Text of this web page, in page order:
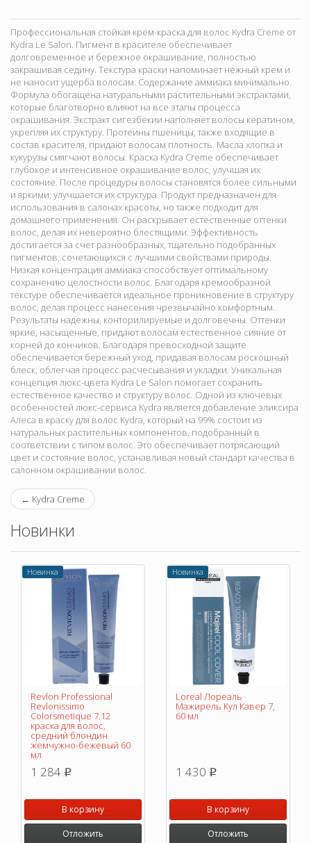
Профессиональная стойкая крем-краска для волос Kydra Creme от
Kydra Le Salon. Пигмент в красителе обеспечивает
долговременное и бережное окрашивание, полностью
закрашивая седину. Текстура краски напоминает нежный крем и
не наносит ущерба волосам. Содержание аммиака минимально.
Формула обогащена натуральными растительными экстрактами,
которые благотворно влияют на все этапы процесса
окрашивания. Экстракт сигезбекии наполняет волосы кератином,
укрепляя их структуру. Протеины пшеницы, также входящие в
состав красителя, придают волосам плотность. Масла хлопка и
кукурузы смягчают волосы. Краска Kydra Creme обеспечивает
глубокое и интенсивное окрашивание волос, улучшая их
состояние. После процедуры волосы становятся более сильными
и яркими, улучшается их структура. Продукт предназначен для
использования в салонах красоты, но также подходит для
домашнего применения. Он раскрывает естественные оттенки
волос, делая их невероятно блестящими. Эффективность
достигается за счет разнообразных, тщательно подобранных
пигментов, сочетающихся с лучшими свойствами природы.
Низкая концентрация аммиака способствует оптимальному
сохранению целостности волос. Благодаря кремообразной
текстуре обеспечивается идеальное проникновение в структуру
волос, делая процесс нанесения чрезвычайно комфортным.
Результаты надежны, конторилируемые и долговечны. Оттенки
яркие, насыщенные, придают волосам естественное сияние от
корней до кончиков. Благодаря превосходной защите
обеспечивается бережный уход, придавая волосам роскошный
блеск, облегчая процесс расчесывания и укладки. Уникальная
концепция люкс-цвета Kydra Le Salon помогает сохранить
естественное качество и структуру волос. Одной из ключевых
особенностей люкс-сервиса Kydra является добавление эликсира
Алеса в краску для волос Kydra, который на 99% состоит из
натуральных растительных компонентов, подобранный в
соответствии с типом волос. Это обеспечивает потрясающий
цвет и состояние волос, устанавливая новый стандарт качества в
салонном окрашивании волос.
← Kydra Creme
Новинки
Новинка
Revlon Professional
Revlonissimo
Colorsmetique 7.12
краска для волос,
средний блондин
жемчужно-бежевый 60
мл
1 284 p
В корзину
Отложить
Новинка
Loreal Лореаль
Мажирель Кул Кавер 7,
60 мл
1 430 p
В корзину
Отложить